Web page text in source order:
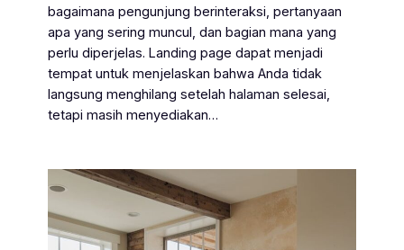
bagaimana pengunjung berinteraksi, pertanyaan
apa yang sering muncul, dan bagian mana yang
perlu diperjelas. Landing page dapat menjadi
tempat untuk menjelaskan bahwa Anda tidak
langsung menghilang setelah halaman selesai,
tetapi masih menyediakan…